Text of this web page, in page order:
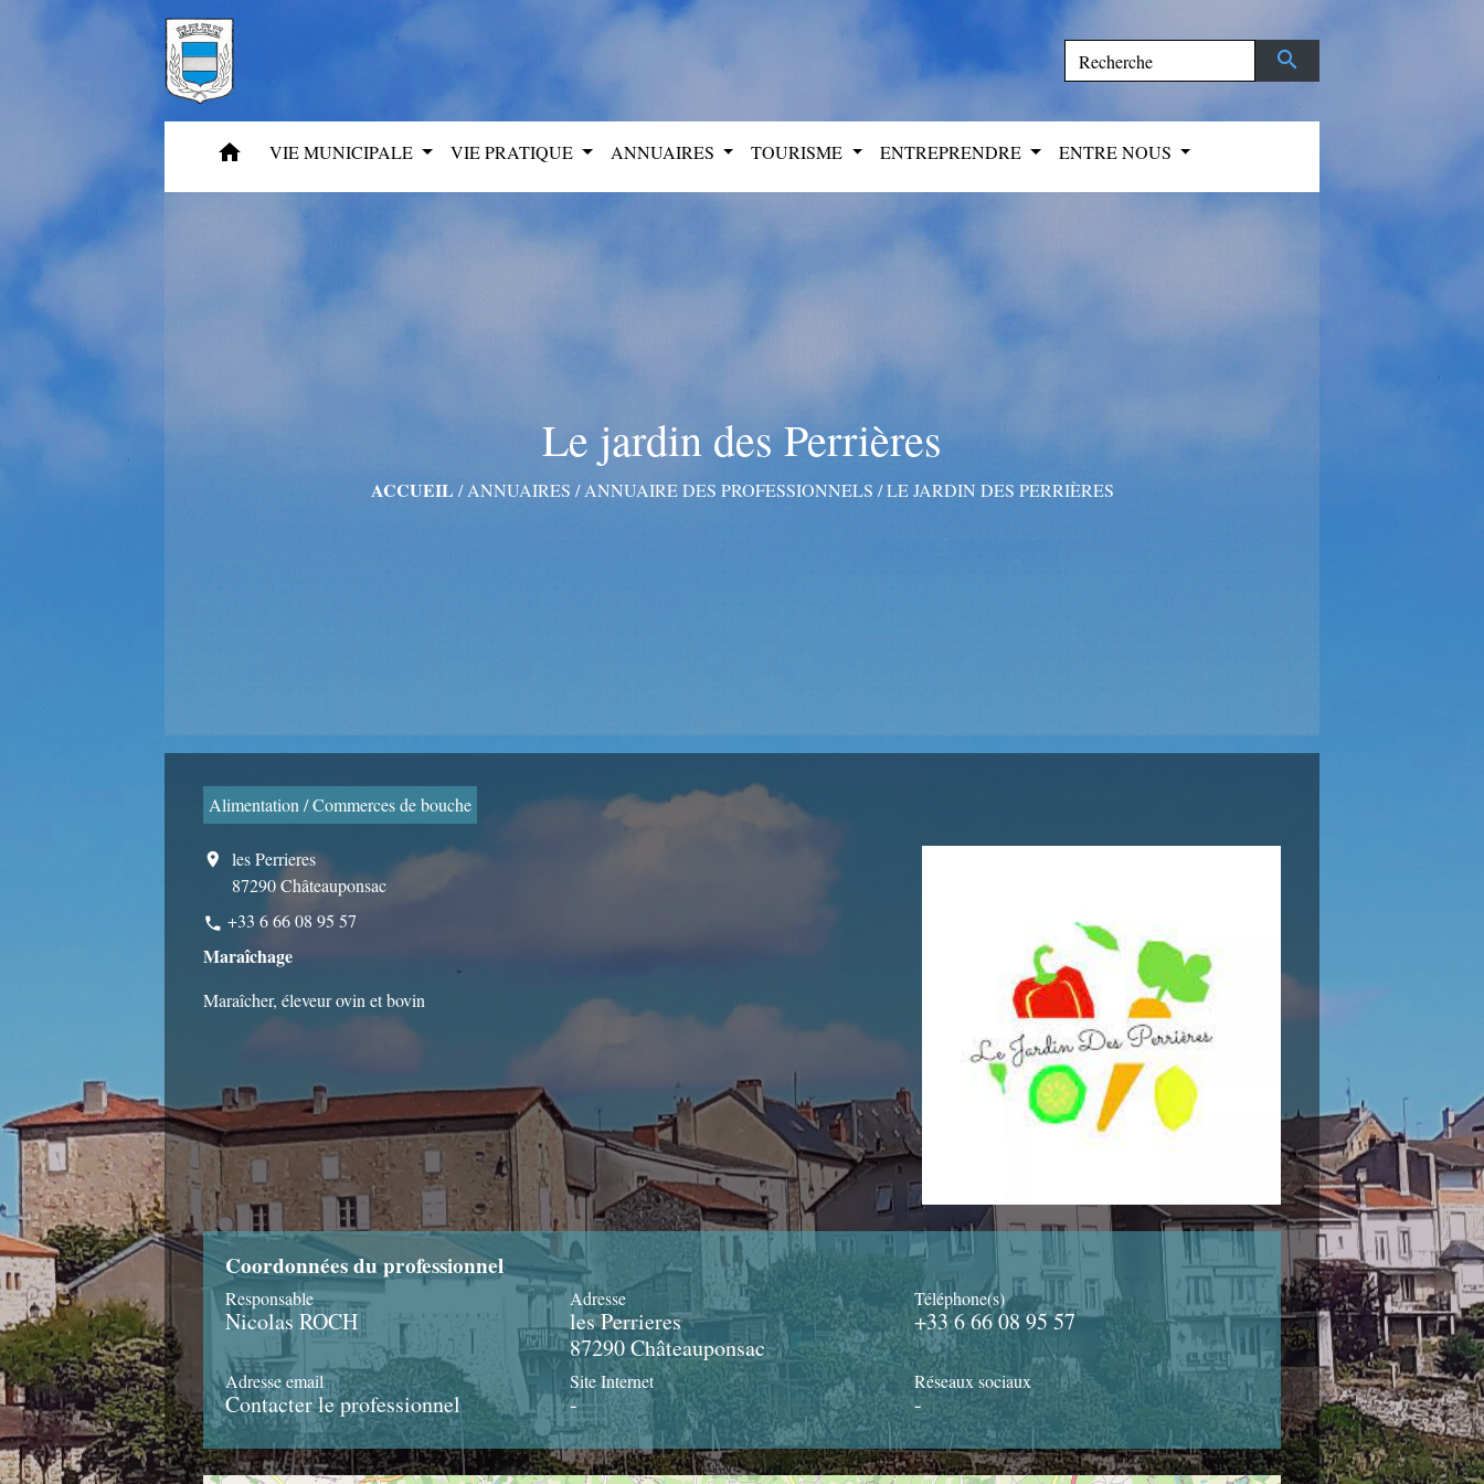
search
home VIE MUNICIPALE VIE PRATIQUE ANNUAIRES TOURISME ENTREPRENDRE ENTRE NOUS
Le jardin des Perrières
ACCUEIL /ANNUAIRES /ANNUAIRE DES PROFESSIONNELS /LE JARDIN DES PERRIÈRES
Alimentation / Commerces de bouche
location_on
les Perrieres
87290 Châteauponsac
phone +33 6 66 08 95 57
Maraîchage
Maraîcher, éleveur ovin et bovin
Coordonnées du professionnel
Responsable
Nicolas ROCH
Adresse
les Perrieres
87290 Châteauponsac
Téléphone(s)
+33 6 66 08 95 57
Adresse email
Contacter le professionnel
Site Internet
-
Réseaux sociaux
-